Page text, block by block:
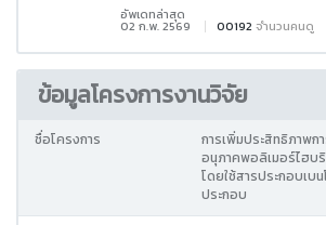
อัพเดทล่าสุด
02 ก.พ. 2569 00192 จำนวนคนดู
ข้อมูลโครงการงานวิจัย
ชื่อโครงการ
การเพิ่มประสิทธิภาพ
อนุภาคพอลิเมอร์ไฮบ
โดยใช้สารประกอบเบ
ประกอบ